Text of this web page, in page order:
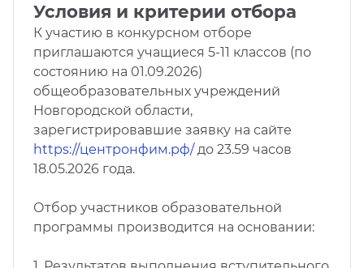
Условия и критерии отбора
К участию в конкурсном отборе
приглашаются учащиеся 5-11 классов (по
состоянию на 01.09.2026)
общеобразовательных учреждений
Новгородской области,
зарегистрировавшие заявку на сайте
https://центронфим.рф/ до 23.59 часов
18.05.2026 года.
Отбор участников образовательной
программы производится на основании: